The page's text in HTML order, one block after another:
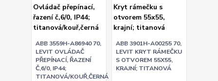
ABB 3559H-A86940 70,
LEVIT OVLÁDAČ
PŘEPÍNACÍ, ŘAZENÍ
Č,6/0, IP44;
TITANOVÁ/KOUŘ,ČERNÁ
ABB 3901H-A00255 70,
LEVIT KRYT RÁMEČKU
S OTVOREM 55X55,
KRAJNÍ; TITANOVÁ